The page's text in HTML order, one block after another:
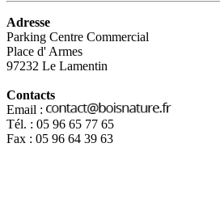
Adresse
Parking Centre Commercial
Place d' Armes
97232 Le Lamentin
Contacts
Email :
Tél. : 05 96 65 77 65
Fax : 05 96 64 39 63